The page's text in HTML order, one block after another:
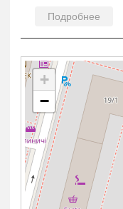
Подробнее
+
−